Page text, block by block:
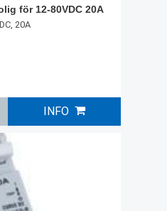
för 12-80VDC 20A
20A
INFO